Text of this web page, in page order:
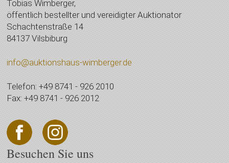
Tobias Wimberger,
öffentlich bestellter und vereidigter Auktionator
Schachtenstraße 14
84137 Vilsbiburg
info@auktionshaus-wimberger.de
Telefon: +49 8741 - 926 2010
Fax: +49 8741 - 926 2012
Besuchen Sie uns